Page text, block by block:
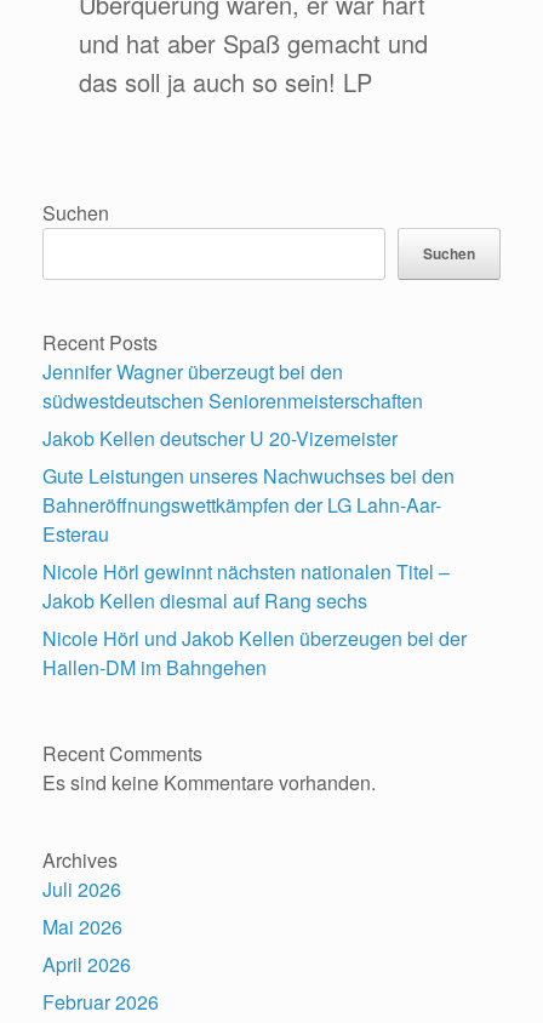
und hat aber Spaß gemacht und
das soll ja auch so sein! LP
Suchen
Suchen
Recent Posts
Jennifer Wagner überzeugt bei den
südwestdeutschen Seniorenmeisterschaften
Jakob Kellen deutscher U 20-Vizemeister
Gute Leistungen unseres Nachwuchses bei den
Bahneröffnungswettkämpfen der LG Lahn-Aar-
Esterau
Nicole Hörl gewinnt nächsten nationalen Titel –
Jakob Kellen diesmal auf Rang sechs
Nicole Hörl und Jakob Kellen überzeugen bei der
Hallen-DM im Bahngehen
Recent Comments
Es sind keine Kommentare vorhanden.
Archives
Juli 2026
Mai 2026
April 2026
Februar 2026